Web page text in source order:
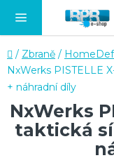
Domů
/ Zbraně /
NxWerks PISTELLE
+ náhradní díly
NxWerks
taktická